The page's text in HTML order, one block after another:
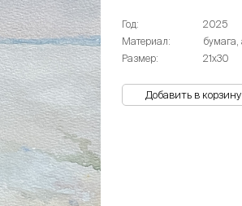
Год:
2025
Материал:
бумага,
Размер:
21х30
Добавить в корзину